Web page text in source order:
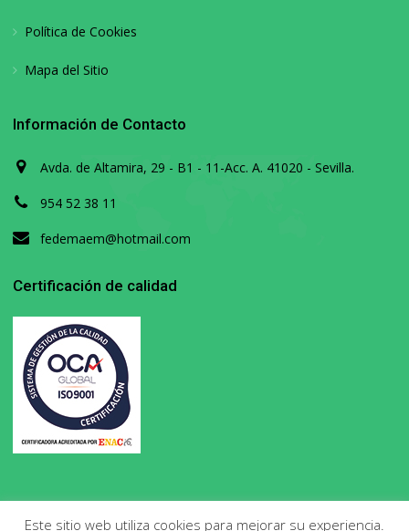
Política de Cookies
Mapa del Sitio
Información de Contacto
Avda. de Altamira, 29 - B1 - 11-Acc. A. 41020 - Sevilla.
954 52 38 11
fedemaem@hotmail.com
Certificación de calidad
Este sitio web utiliza cookies para mejorar su experiencia.